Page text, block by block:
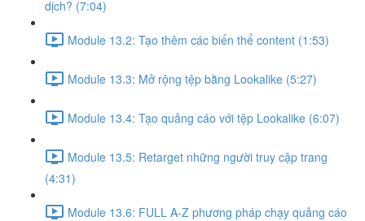
dịch? (7:04)
Module 13.2: Tạo thêm các biến thể content (1:53)
Module 13.3: Mở rộng tệp bằng Lookalike (5:27)
Module 13.4: Tạo quảng cáo với tệp Lookalike (6:07)
Module 13.5: Retarget những người truy cập trang
(4:31)
Module 13.6: FULL A-Z phương pháp chạy quảng cáo